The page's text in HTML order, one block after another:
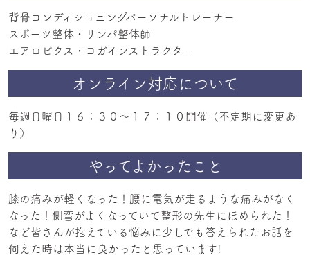
背骨コンディショニングパーソナルトレーナー
スポーツ整体・リンパ整体師
エアロビクス・ヨガインストラクター
オンライン対応について
毎週日曜日１６：３０～１７：１０開催（不定期に変更あ
り）
やってよかったこと
膝の痛みが軽くなった！腰に電気が走るような痛みがなく
なった！側弯がよくなっていて整形の先生にほめられた！
など皆さんが抱えている悩みに少しでも答えられたお話を
伺えた時は本当に良かったと思っています!